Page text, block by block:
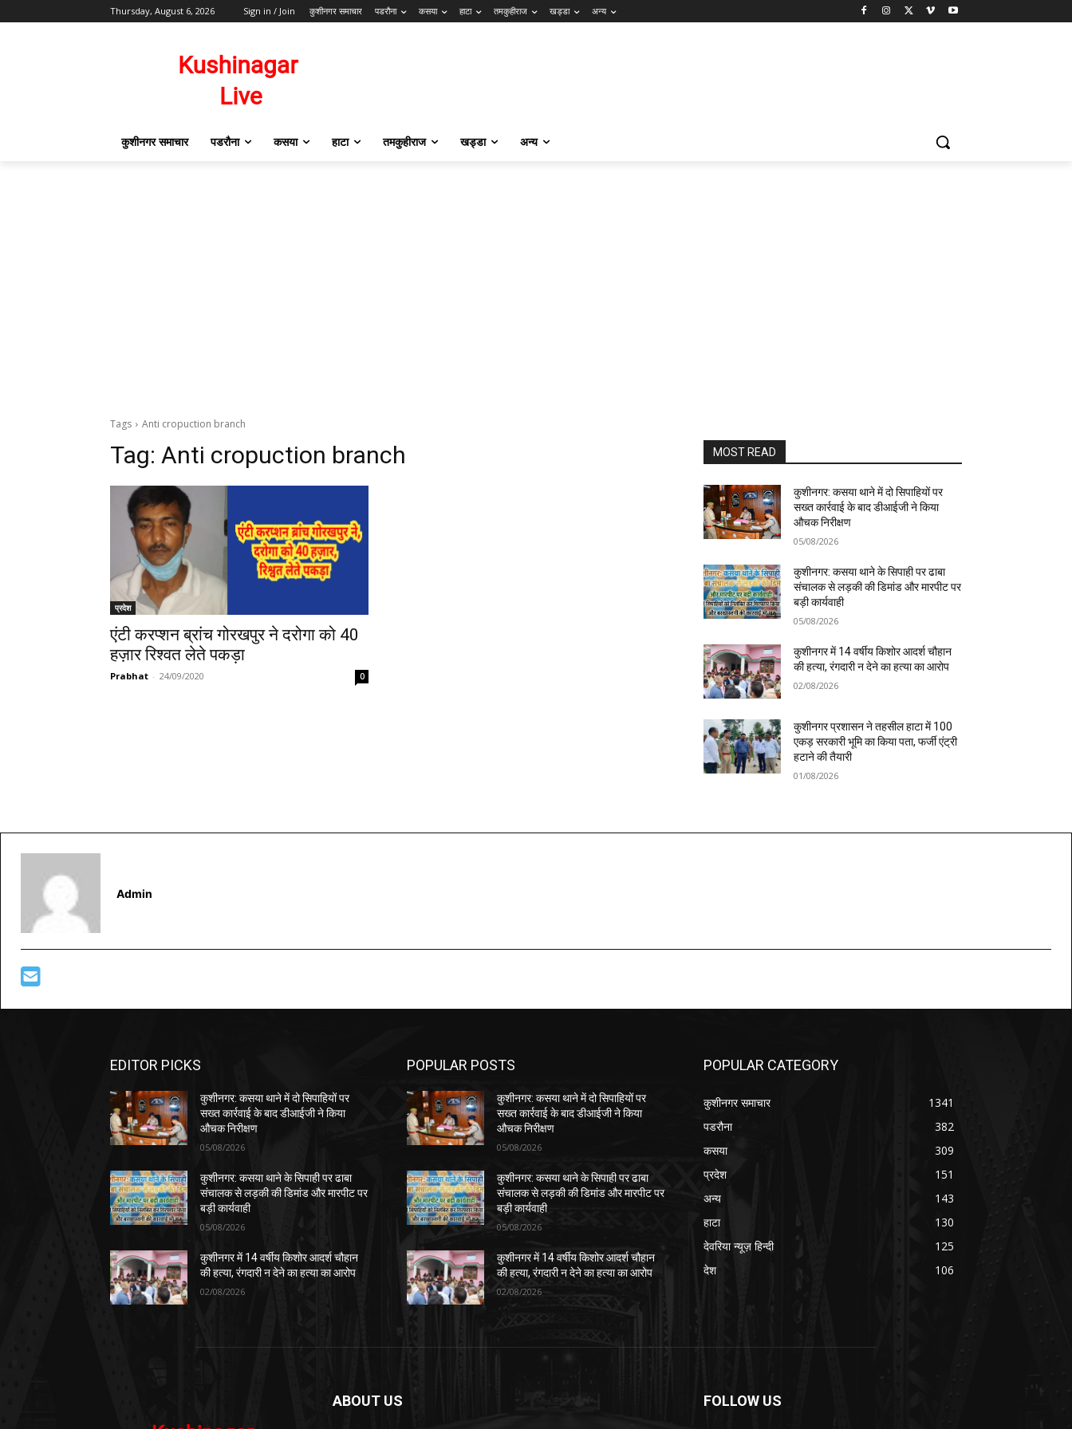
Thursday, August 6, 2026 Sign in / Join कुशीनगर समाचार पडरौना कसया हाटा तमकुहीराज खड्डा अन्य
कुशीनगर समाचार पडरौना कसया हाटा तमकुहीराज खड्डा अन्य
Tags Anti cropuction branch
Tag: Anti cropuction branch
प्रदेश
एंटी करप्शन ब्रांच गोरखपुर ने दरोगा को 40
हज़ार रिश्वत लेते पकड़ा
Prabhat - 24/09/2020 0
MOST READ
कुशीनगर: कसया थाने में दो सिपाहियों पर
सख्त कार्रवाई के बाद डीआईजी ने किया
औचक निरीक्षण
05/08/2026
कुशीनगर: कसया थाने के सिपाही पर ढाबा
संचालक से लड़की की डिमांड और मारपीट पर
बड़ी कार्यवाही
05/08/2026
कुशीनगर में 14 वर्षीय किशोर आदर्श चौहान
की हत्या, रंगदारी न देने का हत्या का आरोप
02/08/2026
कुशीनगर प्रशासन ने तहसील हाटा में 100
एकड़ सरकारी भूमि का किया पता, फर्जी एंट्री
हटाने की तैयारी
01/08/2026
Admin
EDITOR PICKS
कुशीनगर: कसया थाने में दो सिपाहियों पर
सख्त कार्रवाई के बाद डीआईजी ने किया
औचक निरीक्षण
05/08/2026
कुशीनगर: कसया थाने के सिपाही पर ढाबा
संचालक से लड़की की डिमांड और मारपीट पर
बड़ी कार्यवाही
05/08/2026
कुशीनगर में 14 वर्षीय किशोर आदर्श चौहान
की हत्या, रंगदारी न देने का हत्या का आरोप
02/08/2026
POPULAR POSTS
कुशीनगर: कसया थाने में दो सिपाहियों पर
सख्त कार्रवाई के बाद डीआईजी ने किया
औचक निरीक्षण
05/08/2026
कुशीनगर: कसया थाने के सिपाही पर ढाबा
संचालक से लड़की की डिमांड और मारपीट पर
बड़ी कार्यवाही
05/08/2026
कुशीनगर में 14 वर्षीय किशोर आदर्श चौहान
की हत्या, रंगदारी न देने का हत्या का आरोप
02/08/2026
POPULAR CATEGORY
कुशीनगर समाचार
1341
पडरौना
382
कसया
309
प्रदेश
151
अन्य
143
हाटा
130
देवरिया न्यूज़ हिन्दी
125
देश
106
ABOUT US FOLLOW US